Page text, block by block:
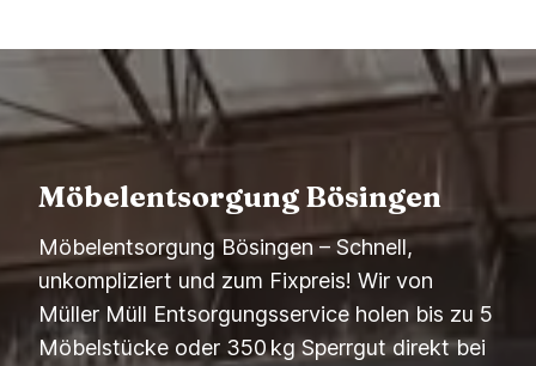
Möbelentsorgung Bösingen
Möbelentsorgung Bösingen – Schnell,
unkompliziert und zum Fixpreis! Wir von
Müller Müll Entsorgungsservice holen bis zu 5
Möbelstücke oder 350 kg Sperrgut direkt bei